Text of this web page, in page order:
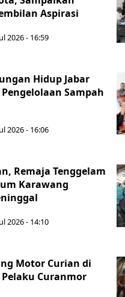
Aspirasi
2026 - 16:59
Hidup Jabar
Sampah
2026 - 16:06
Remaja Tenggelam
Karawang
2026 - 14:10
Motor Curian di
Curanmor